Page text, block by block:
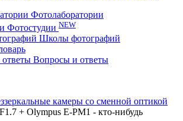
Фотолаборатории
Фотостудии NEW
Школы фотографий
Вопросы и ответы
камеры со сменной оптикой
+ Olympus E-PM1 - кто-нибудь